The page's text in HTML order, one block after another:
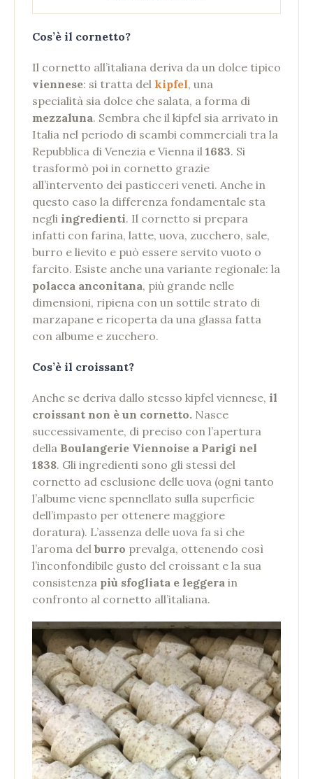
Cos’è il cornetto?
Il cornetto all’italiana deriva da un dolce tipico
viennese: si tratta del kipfel, una
specialità sia dolce che salata, a forma di
mezzaluna. Sembra che il kipfel sia arrivato in
Italia nel periodo di scambi commerciali tra la
Repubblica di Venezia e Vienna il 1683. Si
trasformò poi in cornetto grazie
all’intervento dei pasticceri veneti. Anche in
questo caso la differenza fondamentale sta
negli ingredienti. Il cornetto si prepara
infatti con farina, latte, uova, zucchero, sale,
burro e lievito e può essere servito vuoto o
farcito. Esiste anche una variante regionale: la
polacca anconitana, più grande nelle
dimensioni, ripiena con un sottile strato di
marzapane e ricoperta da una glassa fatta
con albume e zucchero.
Cos’è il croissant?
Anche se deriva dallo stesso kipfel viennese, il
croissant non è un cornetto. Nasce
successivamente, di preciso con l’apertura
della Boulangerie Viennoise a Parigi nel
1838. Gli ingredienti sono gli stessi del
cornetto ad esclusione delle uova (ogni tanto
l’albume viene spennellato sulla superficie
dell’impasto per ottenere maggiore
doratura). L’assenza delle uova fa sì che
l’aroma del burro prevalga, ottenendo così
l’inconfondibile gusto del croissant e la sua
consistenza più sfogliata e leggera in
confronto al cornetto all’italiana.